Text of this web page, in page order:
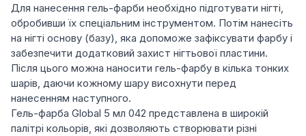
Для нанесення гель-фарби необхідно підготувати нігті,
обробивши їх спеціальним інструментом. Потім нанесіть
на нігті основу (базу), яка допоможе зафіксувати фарбу і
забезпечити додатковий захист нігтьової пластини.
Після цього можна наносити гель-фарбу в кілька тонких
шарів, даючи кожному шару висохнути перед
нанесенням наступного.
Гель-фарба Global 5 мл 042 представлена в широкій
палітрі кольорів, які дозволяють створювати різні